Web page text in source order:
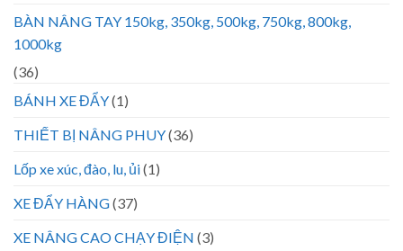
BÀN NÂNG TAY 150kg, 350kg, 500kg, 750kg, 800kg,
1000kg
(36)
BÁNH XE ĐẨY(1)
THIẾT BỊ NÂNG PHUY(36)
Lốp xe xúc, đào, lu, ủi(1)
XE ĐẨY HÀNG(37)
XE NÂNG CAO CHẠY ĐIỆN (3)